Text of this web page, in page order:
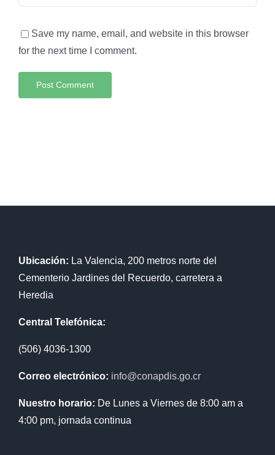
Save my name, email, and website in this browser
for the next time I comment.
Ubicación: La Valencia, 200 metros norte del
Cementerio Jardines del Recuerdo, carretera a
Heredia
Central Telefónica:
(506) 4036-1300
Correo electrónico: info@conapdis.go.cr
Nuestro horario: De Lunes a Viernes de 8:00 am a
4:00 pm, jornada continua